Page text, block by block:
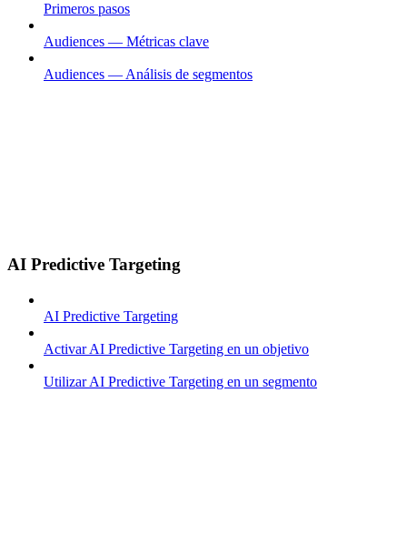
Primeros pasos
Audiences — Métricas clave
Audiences — Análisis de segmentos
AI Predictive Targeting
AI Predictive Targeting
Activar AI Predictive Targeting en un objetivo
Utilizar AI Predictive Targeting en un segmento